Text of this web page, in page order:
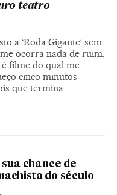
teatro
a ‘Roda Gigante’ sem
ocorra nada de ruim,
é filme do qual me
cinco minutos
que termina
chance de
do século